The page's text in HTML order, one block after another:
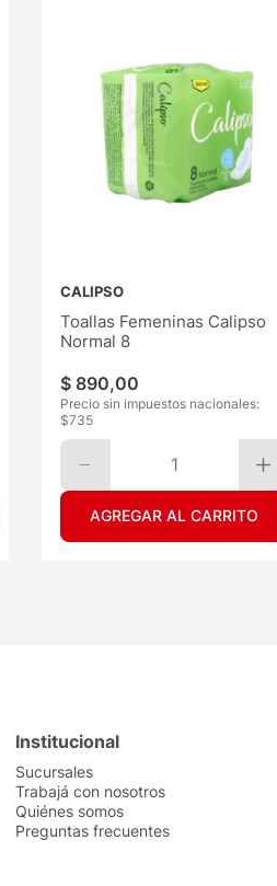
CALIPSO
Toallas Femeninas Calipso
Normal 8
$ 890,00
Precio sin impuestos nacionales:
$735
1
AGREGAR AL CARRITO
Institucional
Sucursales
Trabajá con nosotros
Quiénes somos
Preguntas frecuentes